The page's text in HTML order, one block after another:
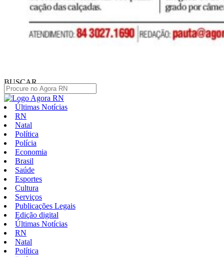
BUSCAR
Últimas Notícias
RN
Natal
Política
Polícia
Economia
Brasil
Saúde
Esportes
Cultura
Serviços
Publicações Legais
Edição digital
Últimas Notícias
RN
Natal
Política